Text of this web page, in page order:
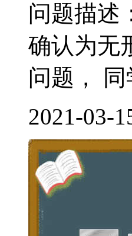
问题描述
确认为无
问题，
2021-03-